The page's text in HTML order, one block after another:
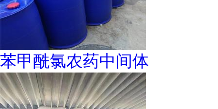
苯甲酰氯农药中间体